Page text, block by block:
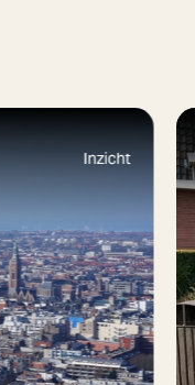
Inzicht